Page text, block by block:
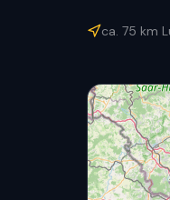
ca. 75 km